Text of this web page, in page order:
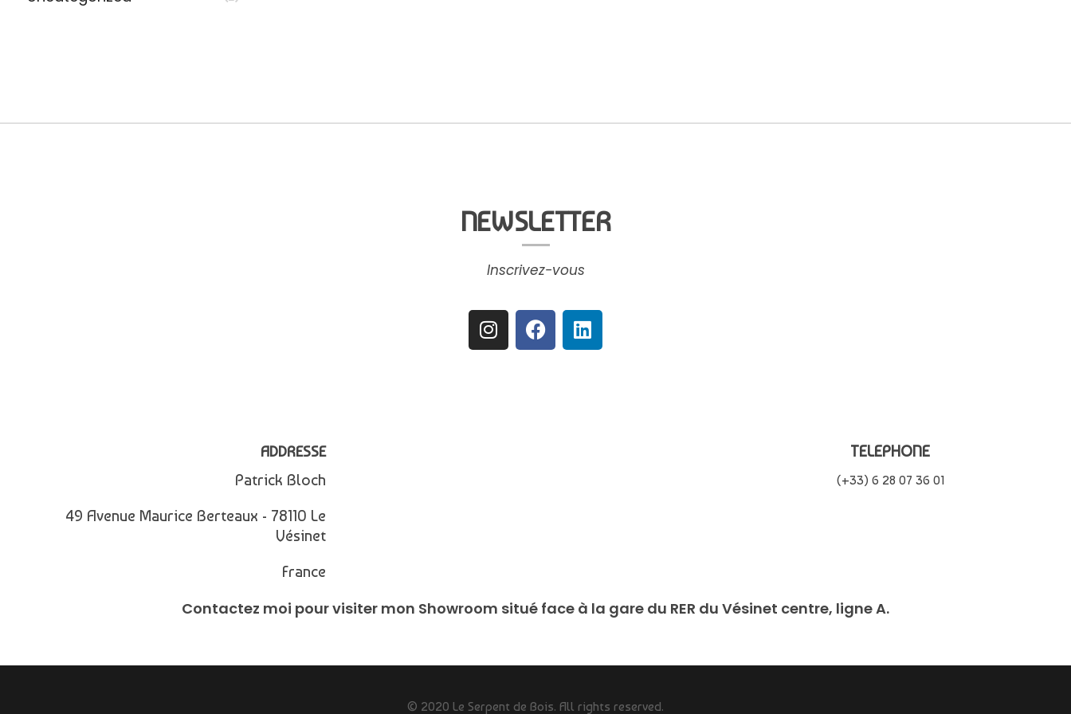
NEWSLETTER
Inscrivez-vous
ADDRESSE
Patrick Bloch
49 Avenue Maurice Berteaux - 78110 Le
Vésinet
France
TELEPHONE
(+33) 6 28 07 36 01
Contactez moi pour visiter mon Showroom situé face à la gare du RER du Vésinet centre, ligne A.
© 2020 Le Serpent de Bois. All rights reserved.